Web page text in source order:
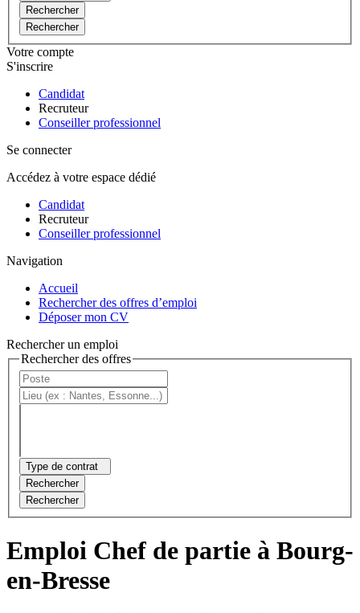
Rechercher
Rechercher
Votre compte
S'inscrire
Candidat
Recruteur
Conseiller professionnel
Se connecter
Accédez à votre espace dédié
Candidat
Recruteur
Conseiller professionnel
Navigation
Accueil
Rechercher des offres d’emploi
Déposer mon CV
Rechercher un emploi
Rechercher des offres
Type de contrat
Rechercher
Rechercher
Emploi Chef de partie à Bourg-
en-Bresse